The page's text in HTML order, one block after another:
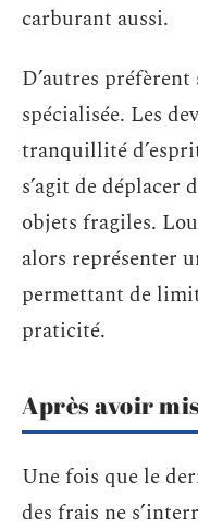
carburant aussi.
D’autres
spécialisée. Les
tranquillité
s’agit de déplacer
objets fragiles.
alors représenter
permettant de
praticité.
Après avoir
Une fois que le
des frais ne